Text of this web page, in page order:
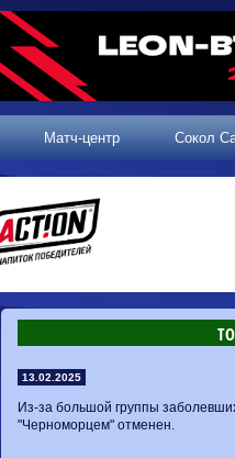
Матч-центр Сокол
13.02.2025
Из-за большой группы
"Черноморцем" отменен.